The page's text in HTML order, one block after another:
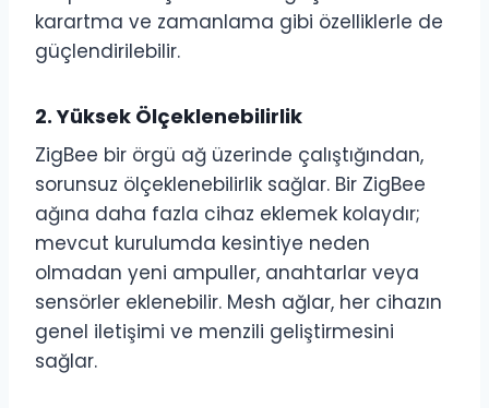
karartma ve zamanlama gibi özelliklerle de
güçlendirilebilir.
2.Yüksek Ölçeklenebilirlik
ZigBee bir örgü ağ üzerinde çalıştığından,
sorunsuz ölçeklenebilirlik sağlar. Bir ZigBee
ağına daha fazla cihaz eklemek kolaydır;
mevcut kurulumda kesintiye neden
olmadan yeni ampuller, anahtarlar veya
sensörler eklenebilir. Mesh ağlar, her cihazın
genel iletişimi ve menzili geliştirmesini
sağlar.